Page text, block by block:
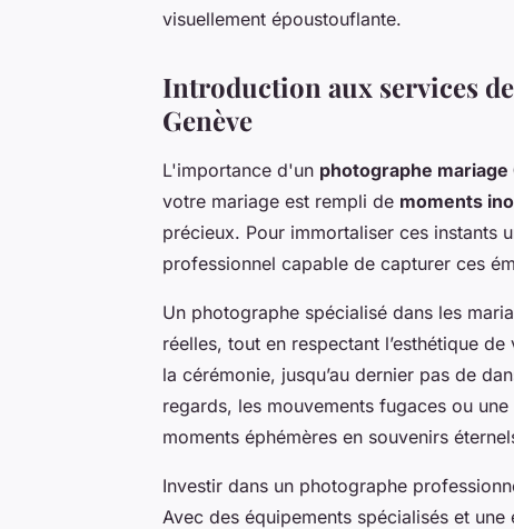
visuellement époustouflante.
Introduction aux services
Genève
L'importance d'un photographe mariage
votre mariage est rempli de moments
précieux. Pour immortaliser ces instants
professionnel capable de capturer ces
Un photographe spécialisé dans les
réelles, tout en respectant l’esthétique
la cérémonie, jusqu’au dernier pas de
regards, les mouvements fugaces ou
moments éphémères en souvenirs
Investir dans un photographe
Avec des équipements spécialisés et